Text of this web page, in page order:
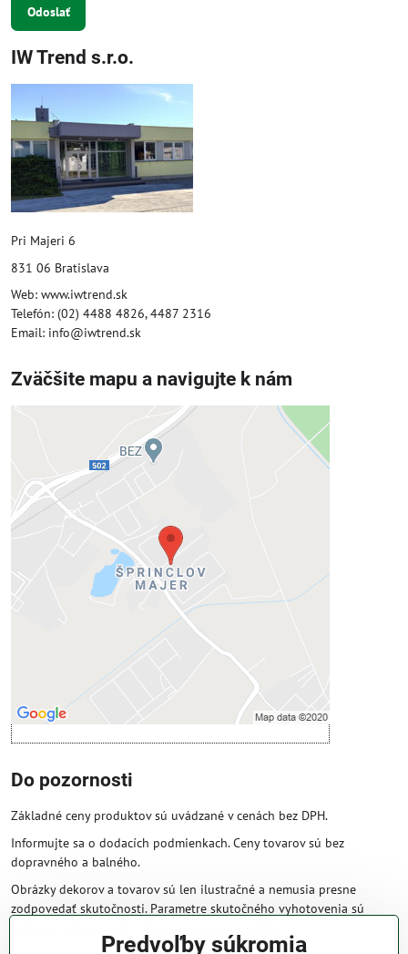
Odoslať
IW Trend s.r.o.
Pri Majeri 6
831 06 Bratislava
Web: www.iwtrend.sk
Telefón: (02) 4488 4826, 4487 2316
Email: info@iwtrend.sk
Zväčšite mapu a navigujte k nám
Externý obsah je blokovaný
Prajete si načítať externý obsah?
Povoliť tentokrát
Povoliť a zapamätať - súhlas s druhom
cookie: Funkčné
Otvoriť obsah v novom okne
Do pozornosti
Základné ceny produktov sú uvádzané v cenách bez DPH.
Informujte sa o dodacích podmienkach. Ceny tovarov sú bez
dopravného a balného.
Obrázky dekorov a tovarov sú len ilustračné a nemusia presne
zodpovedať skutočnosti. Parametre skutočného vyhotovenia sú
Predvoľby súkromia